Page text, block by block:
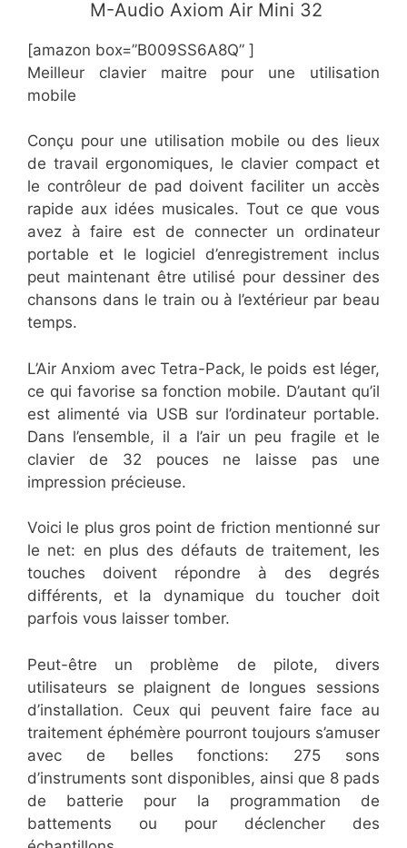
​ M-Audio Axiom Air Mini 32
[amazon box=”​​B009SS6A8Q” ]
Meilleur clavier maitre pour une utilisation
mobile
Conçu pour une utilisation mobile ou des lieux
de travail ergonomiques, le clavier compact et
le contrôleur de pad doivent faciliter un accès
rapide aux idées musicales. Tout ce que vous
avez à faire est de connecter un ordinateur
portable et le logiciel d’enregistrement inclus
peut maintenant être utilisé pour dessiner des
chansons dans le train ou à l’extérieur par beau
temps.
L’Air Anxiom avec Tetra-Pack, le poids est léger,
ce qui favorise sa fonction mobile. D’autant qu’il
est alimenté via USB sur l’ordinateur portable.
Dans l’ensemble, il a l’air un peu fragile et le
clavier de 32 pouces ne laisse pas une
impression précieuse.
Voici le plus gros point de friction mentionné sur
le net: en plus des défauts de traitement, les
touches doivent répondre à des degrés
différents, et la dynamique du toucher doit
parfois vous laisser tomber.
Peut-être un problème de pilote, divers
utilisateurs se plaignent de longues sessions
d’installation. Ceux qui peuvent faire face au
traitement éphémère pourront toujours s’amuser
avec de belles fonctions: 275 sons
d’instruments sont disponibles, ainsi que 8 pads
de batterie pour la programmation de
battements ou pour déclencher des